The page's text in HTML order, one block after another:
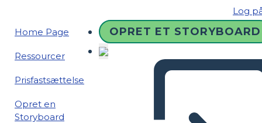
Log
Home Page
Ressourcer
Prisfastsættelse
Opret en
Storyboard
OPRET ET STORYBOARD